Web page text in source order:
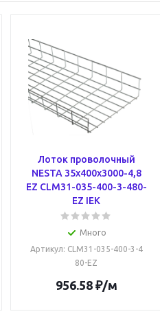
Лоток проволочный
NESTA 35х400х3000-4,8
EZ CLM31-035-400-3-480-
EZ IEK
Много
Артикул: CLM31-035-400-3-4
80-EZ
956.58₽/м